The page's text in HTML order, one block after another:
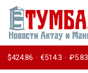
$424.86 · €514.3 · ₽5.83